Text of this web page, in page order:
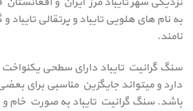
به نام های هلویی تایباد و پرتقالی تایباد
نامند.
سنگ گرانیت تایباد دارای سطحی
دارد و میتواند جایگزین مناسبی برای
باشد. سنگ گرانیت تایباد به صورت خام